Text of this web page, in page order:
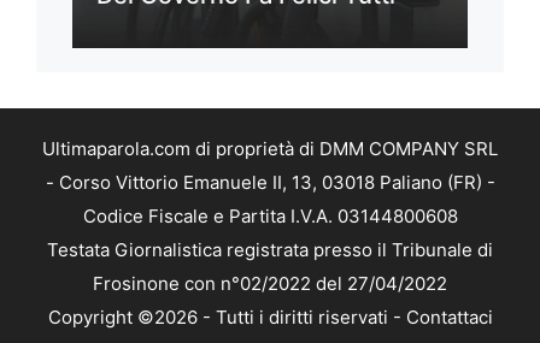
Ultimaparola.com di proprietà di DMM COMPANY SRL
- Corso Vittorio Emanuele II, 13, 03018 Paliano (FR) -
Codice Fiscale e Partita I.V.A. 03144800608
Testata Giornalistica registrata presso il Tribunale di
Frosinone con n°02/2022 del 27/04/2022
Copyright ©2026 - Tutti i diritti riservati - Contattaci